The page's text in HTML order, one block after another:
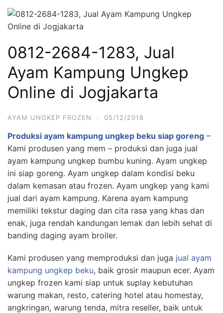
0812-2684-1283, Jual
Ayam Kampung Ungkep
Online di Jogjakarta
AYAM UNGKEP FROZEN · 05/12/2018
Produksi ayam kampung ungkep beku siap goreng –
Kami produsen yang mem – produksi dan juga jual
ayam kampung ungkep bumbu kuning. Ayam ungkep
ini siap goreng. Ayam ungkep dalam kondisi beku
dalam kemasan atau frozen. Ayam ungkep yang kami
jual dari ayam kampung. Karena ayam kampung
memiliki tekstur daging dan cita rasa yang khas dan
enak, juga rendah kandungan lemak dan lebih sehat di
banding daging ayam broiler.
Kami produsen yang memproduksi dan juga jual ayam
kampung ungkep beku, baik grosir maupun ecer. Ayam
ungkep frozen kami siap untuk suplay kebutuhan
warung makan, resto, catering hotel atau homestay,
angkringan, warung tenda, mitra reseller, baik untuk